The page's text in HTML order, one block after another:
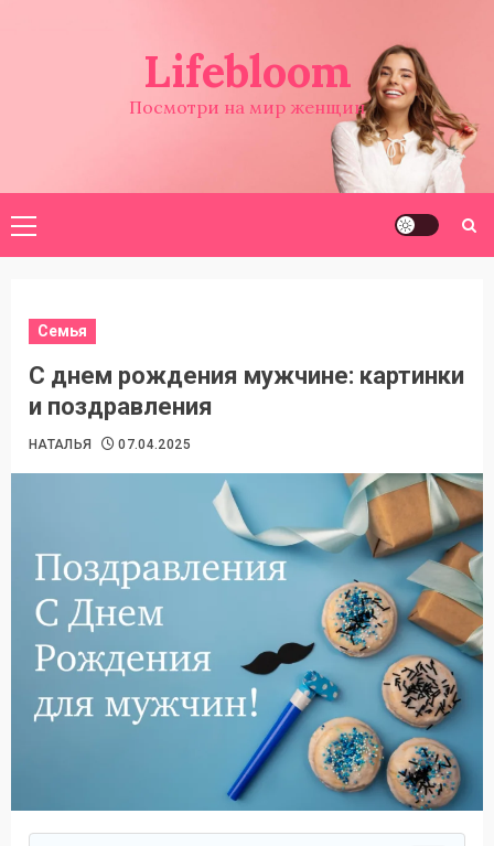
Lifebloom
Посмотри на мир женщин
Основное
меню
Семья
С днем рождения мужчине: картинки
и поздравления
НАТАЛЬЯ 07.04.2025